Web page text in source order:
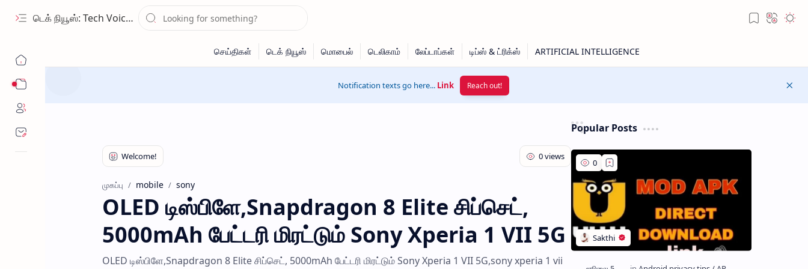
டெக் நியூஸ்: Tech Voice Tamil - தமிழ் டெக் & 2026 AI செய்திகள்.
Notification texts go here... Link Reach out!
முகப்பு mobile sony
OLED டிஸ்பிளே,Snapdragon 8 Elite சிப்செட்,
5000mAh பேட்டரி மிரட்டும் Sony Xperia 1 VII 5G
OLED டிஸ்பிளே,Snapdragon 8 Elite சிப்செட், 5000mAh பேட்டரி மிரட்டும் Sony Xperia 1 VII 5G,sony xperia 1 vii
Popular Posts